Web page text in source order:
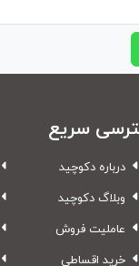
سریع
درباره دکوچید
وبلاگ دکوچید
عاملیت فروش
خرید اقساطی